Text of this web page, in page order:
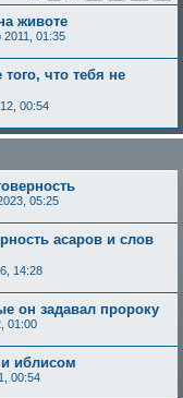
животе
2011, 01:35
что тебя не
00:54
05:25
асаров и слов
14:28
он задавал пророку
01:00
иблисом
00:54